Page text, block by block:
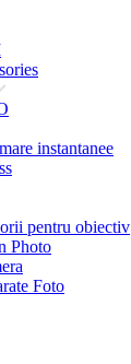
instantanee
pentru obiectiv
Photo
Foto